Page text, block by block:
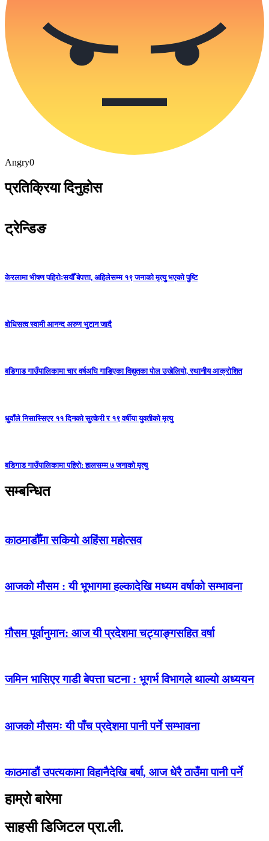
Angry0
प्रतिक्रिया दिनुहोस
ट्रेन्डिङ
केरलामा भीषण पहिरोःसयौँ बेपत्ता, अहिलेसम्म १९ जनाको मृत्यु भएको पुष्टि
बोधिसत्व स्वामी आनन्द अरुण भुटान जादै
बडिगाड गाउँपालिकामा चार वर्षअघि गाडिएका विद्युतका पोल उखेलियो, स्थानीय आक्रोशित
धुवाँले निसास्सिएर ११ दिनको सुत्केरी र १९ वर्षीया युवतीको मृत्यु
बडिगाड गाउँपालिकामा पहिरो: हालसम्म ७ जनाको मृत्यु
सम्बन्धित
काठमाडौँमा सकियो अहिंसा महोत्सव
आजको मौसम : यी भूभागमा हल्कादेखि मध्यम वर्षाको सम्भावना
मौसम पूर्वानुमान: आज यी प्रदेशमा चट्याङ्गसहित वर्षा
जमिन भासिएर गाडी बेपत्ता घटना : भूगर्भ विभागले थाल्यो अध्ययन
आजको मौसमः यी पाँच प्रदेशमा पानी पर्ने सम्भावना
काठमाडौं उपत्यकामा विहानैदेखि बर्षा, आज धेरै ठाउँमा पानी पर्ने
हाम्रो बारेमा
साहसी डिजिटल प्रा.ली.